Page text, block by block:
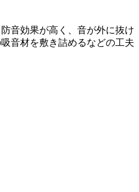
音効果が高く、音が外に抜け
音材を敷き詰めるなどの工夫